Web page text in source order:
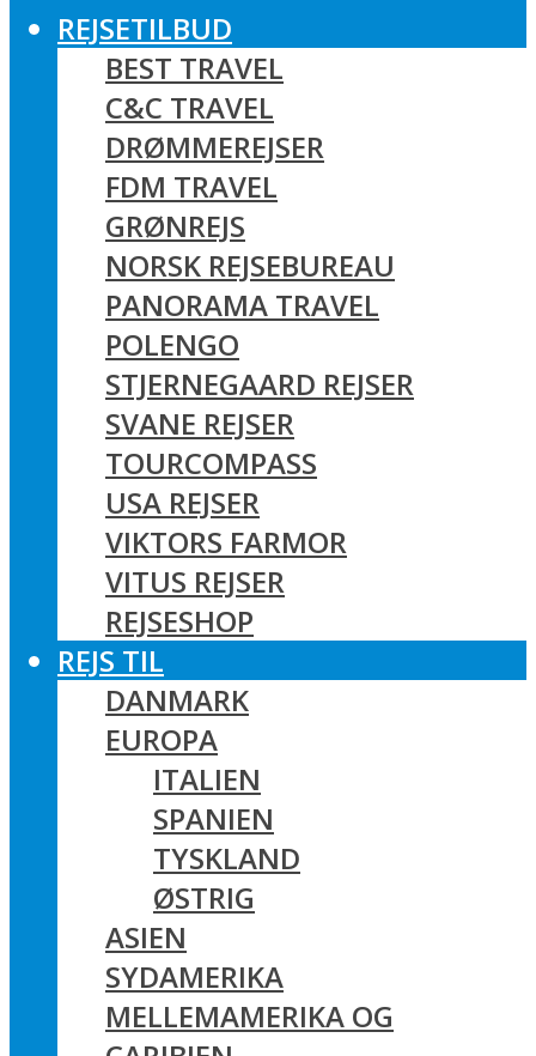
REJSETILBUD
BEST TRAVEL
C&C TRAVEL
DRØMMEREJSER
FDM TRAVEL
GRØNREJS
NORSK REJSEBUREAU
PANORAMA TRAVEL
POLENGO
STJERNEGAARD REJSER
SVANE REJSER
TOURCOMPASS
USA REJSER
VIKTORS FARMOR
VITUS REJSER
REJSESHOP
REJS TIL
DANMARK
EUROPA
ITALIEN
SPANIEN
TYSKLAND
ØSTRIG
ASIEN
SYDAMERIKA
MELLEMAMERIKA OG